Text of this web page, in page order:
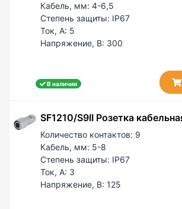
Кабель, мм: 4-6,5
Степень защиты: IP67
Ток, А: 5
Напряжение, В: 300
В наличии
SF1210/S9II Розетка
Количество контактов: 9
Кабель, мм: 5-8
Степень защиты: IP67
Ток, А: 3
Напряжение, В: 125